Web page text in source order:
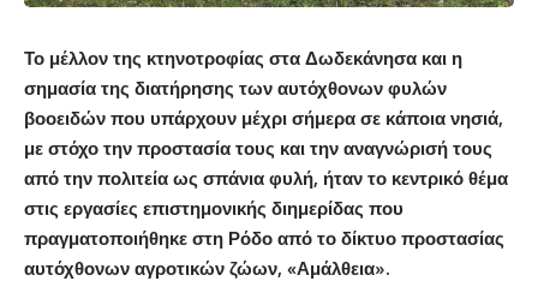
Το μέλλον της κτηνοτροφίας στα Δωδεκάνησα και η
σημασία της διατήρησης των αυτόχθονων φυλών
βοοειδών που υπάρχουν μέχρι σήμερα σε κάποια νησιά,
με στόχο την προστασία τους και την αναγνώρισή τους
από την πολιτεία ως σπάνια φυλή, ήταν το κεντρικό θέμα
στις εργασίες επιστημονικής διημερίδας που
πραγματοποιήθηκε στη Ρόδο από το δίκτυο προστασίας
αυτόχθονων αγροτικών ζώων, «Αμάλθεια».